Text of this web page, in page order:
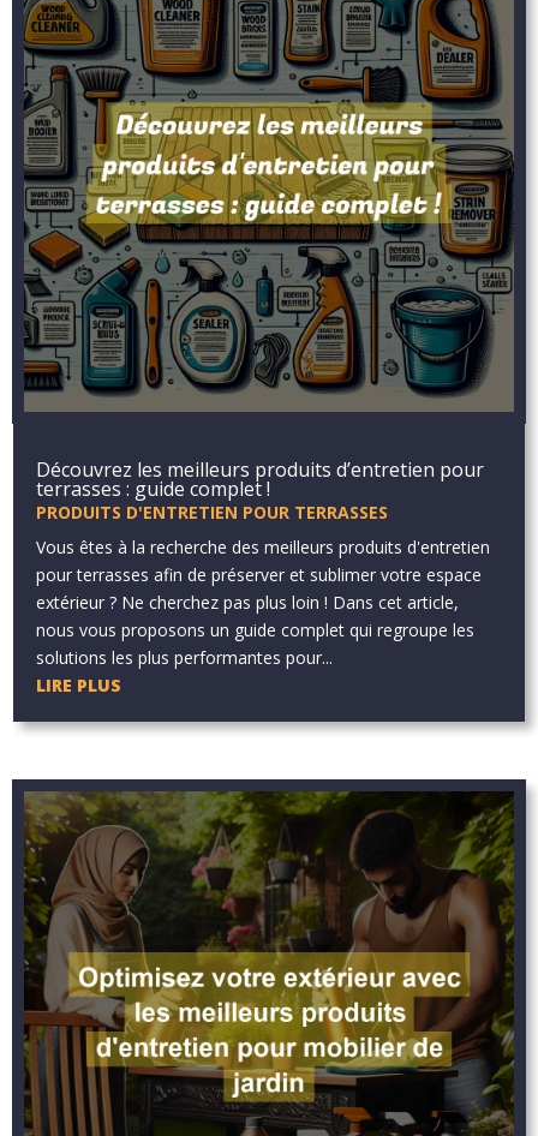
Découvrez les meilleurs produits d’entretien pour
terrasses : guide complet !
PRODUITS D'ENTRETIEN POUR TERRASSES
Vous êtes à la recherche des meilleurs produits d'entretien
pour terrasses afin de préserver et sublimer votre espace
extérieur ? Ne cherchez pas plus loin ! Dans cet article,
nous vous proposons un guide complet qui regroupe les
solutions les plus performantes pour...
LIRE PLUS